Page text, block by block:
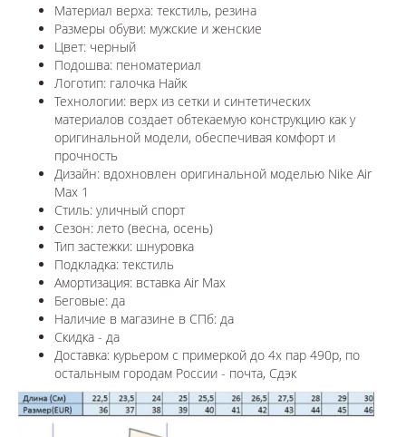
Материал верха: текстиль, резина
Размеры обуви: мужские и женские
Цвет: черный
Подошва: пеноматериал
Логотип: галочка Найк
Технологии: верх из сетки и синтетических
материалов создает обтекаемую конструкцию как у
оригинальной модели, обеспечивая комфорт и
прочность
Дизайн: вдохновлен оригинальной моделью Nike Air
Max 1
Стиль: уличный спорт
Сезон: лето (весна, осень)
Тип застежки: шнуровка
Подкладка: текстиль
Амортизация: вставка Air Max
Беговые: да
Наличие в магазине в СПб: да
Скидка - да
Доставка: курьером с примеркой до 4х пар 490р, по
остальным городам России - почта, Сдэк